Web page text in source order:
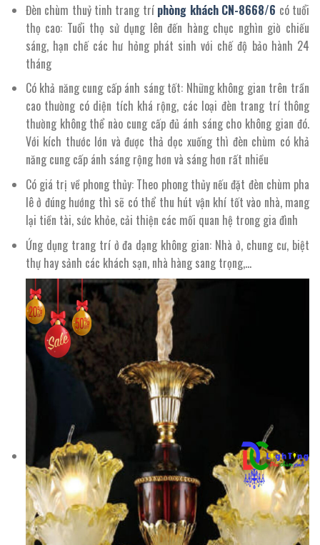
Đèn chùm thuỷ tinh trang trí phòng khách CN-8668/6 có tuổi
thọ cao: Tuổi thọ sử dụng lên đến hàng chục nghìn giờ chiếu
sáng, hạn chế các hư hỏng phát sinh với chế độ bảo hành 24
tháng
Có khả năng cung cấp ánh sáng tốt: Những không gian trên trần
cao thường có diện tích khá rộng, các loại đèn trang trí thông
thường không thể nào cung cấp đủ ánh sáng cho không gian đó.
Với kích thước lớn và được thả dọc xuống thì đèn chùm có khả
năng cung cấp ánh sáng rộng hơn và sáng hơn rất nhiều
Có giá trị về phong thủy: Theo phong thủy nếu đặt đèn chùm pha
lê ở đúng hướng thì sẽ có thể thu hút vận khí tốt vào nhà, mang
lại tiền tài, sức khỏe, cải thiện các mối quan hệ trong gia đình
Ứng dụng trang trí ở đa dạng không gian: Nhà ở, chung cư, biệt
thự hay sảnh các khách sạn, nhà hàng sang trọng,…